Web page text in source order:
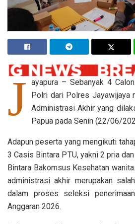
J ayapura – Sebanyak 4
Polri dari Polres Jayawijaya
Administrasi Akhir yang
Papua pada Senin (22/06/
Adapun peserta yang mengikuti
3 Casis Bintara PTU, yakni 2 pria
Bintara Bakomsus Kesehatan
administrasi akhir merupakan
dalam proses seleksi
Anggaran 2026.